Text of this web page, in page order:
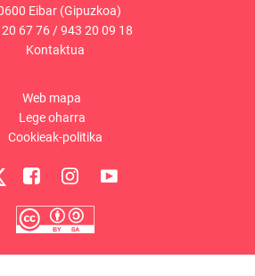
Eibar (Gipuzkoa)
67 76 /943 20 09 18
Kontaktua
Web mapa
Lege oharra
Cookieak-politika